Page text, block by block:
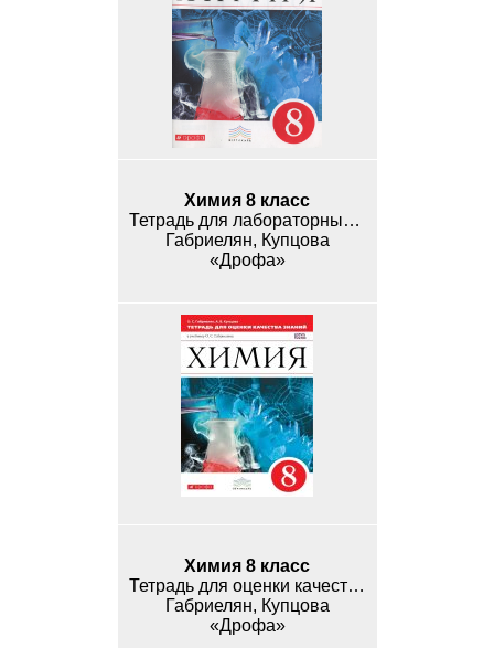
Химия 8 класс
Тетрадь для лабораторных и практических работ
Габриелян, Купцова
«Дрофа»
Химия 8 класс
Тетрадь для оценки качества знаний
Габриелян, Купцова
«Дрофа»